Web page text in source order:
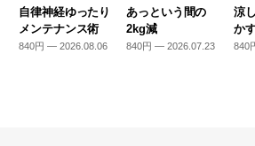
自律神経ゆったり
メンテナンス術
840円 — 2026.08.06
あっという間の
2kg減
840円 — 2026.07.23
涼
か
840